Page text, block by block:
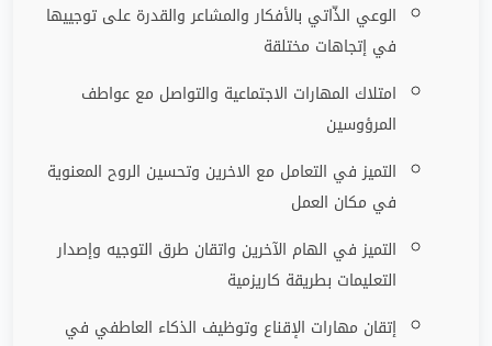
الوعي الذّاتي بالأفكار والمشاعر والقدرة على توجييها
في إتجاهات مختلقة
امتلاك المهارات الاجتماعية والتواصل مع عواطف
المرؤوسين
التميز في التعامل مع الاخرين وتحسين الروح المعنوية
في مكان العمل
التميز في الهام الآخرين واتقان طرق التوجيه وإصدار
التعليمات بطريقة كاريزمية
إتقان مهارات الإقناع وتوظيف الذكاء العاطفي في